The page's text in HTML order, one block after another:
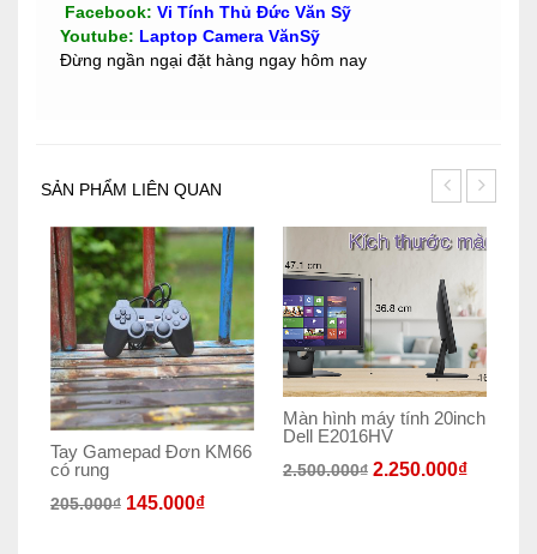
Facebook: Vi Tính Thủ Đức Văn Sỹ
Youtube: Laptop Camera VănSỹ
Đừng ngần ngại đặt hàng ngay hôm nay
SẢN PHẨM LIÊN QUAN
Tay Gamepad Đơn KM66
có rung
205.000₫ 145.000₫
Màn hình máy tính 20inch
Dell E2016HV
2.500.000₫ 2.250.000₫